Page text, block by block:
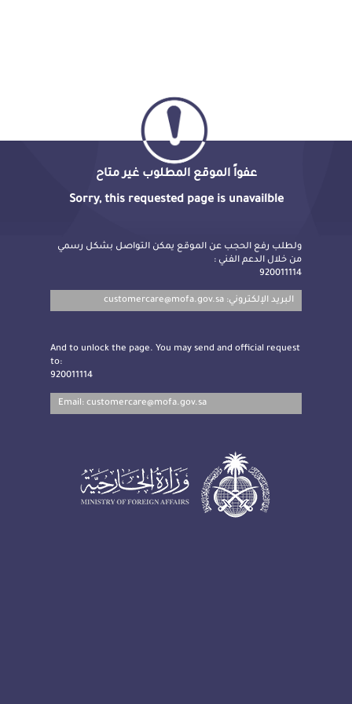
عفواً الموقع المطلوب غير متاح
Sorry, this requested page is unavailble
ولطلب رفع الحجب عن الموقع يمكن التواصل بشكل رسمي
من خلال الدعم الفني :
920011114
البريد الإلكتروني: customercare@mofa.gov.sa
And to unlock the page. You may send and official request
to:
920011114
Email: customercare@mofa.gov.sa